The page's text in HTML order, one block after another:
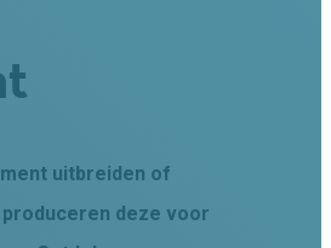
uitbreiden of
deze voor